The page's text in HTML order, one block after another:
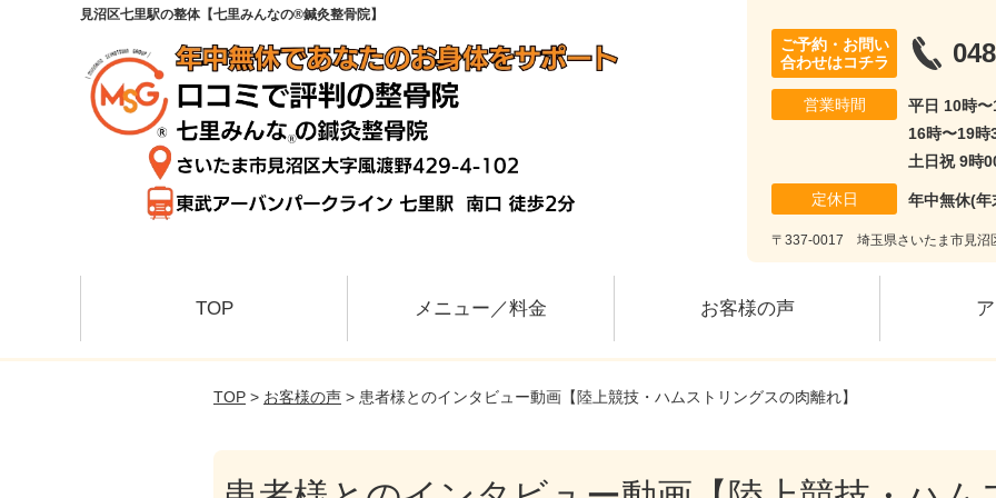
見沼区七里駅の整体【七里みんなの®鍼灸整骨院】
ご予約・お問い
合わせはコチラ
営業時間
平日 10時
16時〜19時
土日祝 9時
定休日 年中無休(
〒337-0017 埼玉県さいたま市見沼
TOP メニュー／料金 お客様の声
TOP > お客様の声 > 患者様とのインタビュー動画【陸上競技・ハムストリングスの肉離れ】